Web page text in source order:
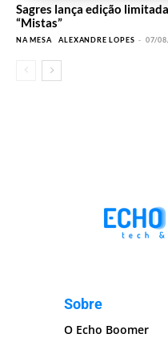
Sagres lança edição
“Mistas”
NA MESA ALEXANDRE LOPES - 07/
Sobre
O Echo Boomer